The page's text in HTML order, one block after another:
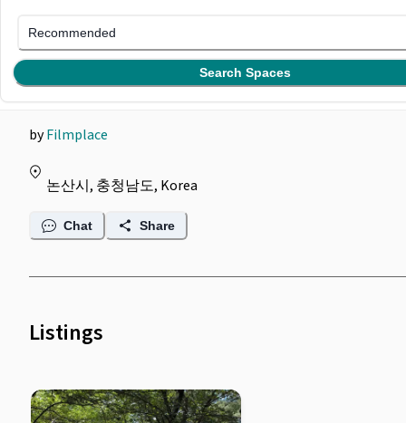
Recommended
Search Spaces
Filmplace @ 가로수 사이
로 햇살이 비치는 산책길
byFilmplace
논산시, 충청남도, Korea
Chat Share
Listings